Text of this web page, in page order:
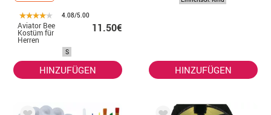
4.08/5.00
Aviator Bee
Kostüm für
Herren
11.50€
S
HINZUFÜGEN HINZUFÜGEN